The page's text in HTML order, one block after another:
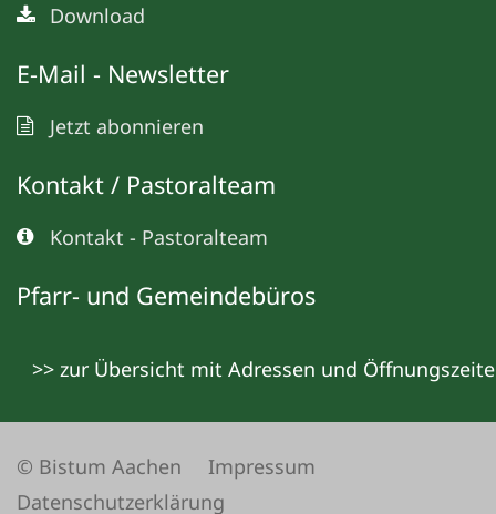
Download
E-Mail - Newsletter
Jetzt abonnieren
Kontakt / Pastoralteam
Kontakt - Pastoralteam
Pfarr- und Gemeindebüros
>> zur Übersicht mit Adressen und
© Bistum Aachen
Impressum
Datenschutzerklärung